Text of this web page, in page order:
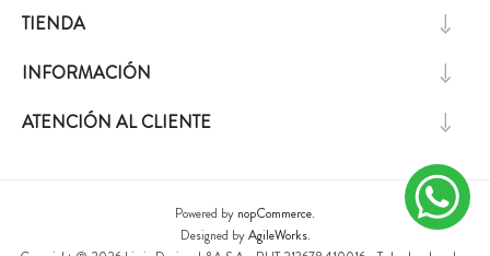
TIENDA
INFORMACIÓN
ATENCIÓN AL CLIENTE
Powered by nopCommerce.
Designed byAgileWorks.